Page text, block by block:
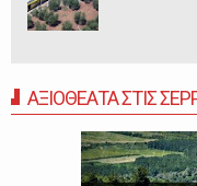
ΑΞΙΟΘΕΑΤΑ ΣΤΙΣ